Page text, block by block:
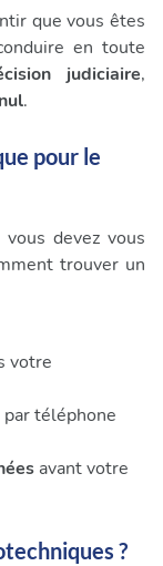
que vous êtes
en toute
judiciaire,
.
pour le
vous devez vous
trouver un
votre
par téléphone
avant votre
?